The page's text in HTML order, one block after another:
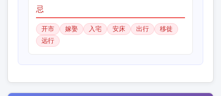
忌
开市 嫁娶 入宅 安床 出行
移徙
远行